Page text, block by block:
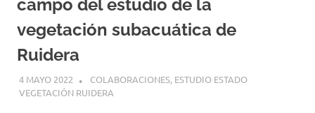
campo del estudio de la
vegetación subacuática de
Ruidera
4 MAYO 2022 GEMOSCLERA
COLABORACIONES, ESTUDIO ESTADO
VEGETACIÓN RUIDERA